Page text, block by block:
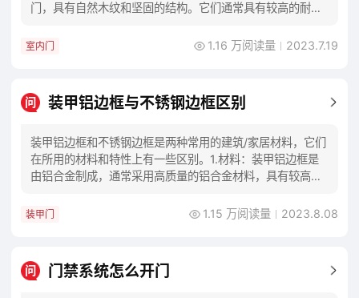
门，具有自然木纹和坚固的结构。它们通常具有较高的耐用
室内门 1.16 万阅读量 2023.7.19
问 装甲铝边框与不锈钢边框区别
装甲铝边框和不锈钢边框是两种常用的建筑/家居材料，它们
在所用的材料和特性上有一些区别。1.材料：装甲铝边框是
由铝合金制成，通常采用高质量的铝合金材料，具有较高的
装甲门 1.15 万阅读量 2023.8.08
问 门禁系统怎么开门